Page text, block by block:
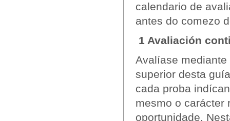
calendario de
antes do comezo
1 Avaliación
Avalíase
superior desta
cada proba
mesmo o carácter
oportunidade.